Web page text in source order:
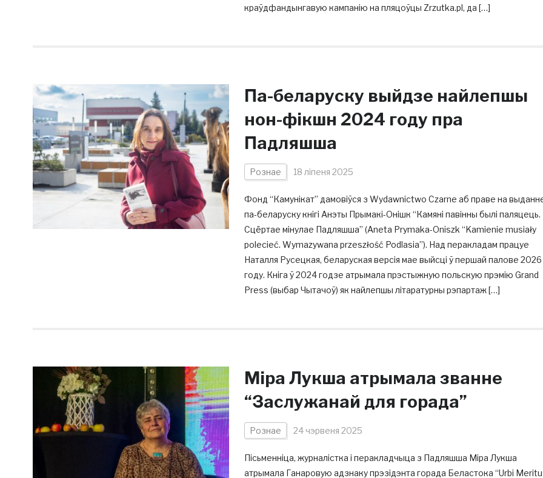
краўдфандынгавую кампанію на пляцоўцы Zrzutka.pl, да […]
Па-беларуску выйдзе найлепшы
нон-фікшн 2024 году пра
Падляшша
Рознае 18 ліпеня 2025
Фонд “Камунікат” дамовіўся з Wydawnictwo Czarne аб праве на
па-беларуску кнігі Анэты Прымакі-Онішк “Камяні павінны былі паляцець.
Сцёртае мінулае Падляшша” (Aneta Prymaka-Oniszk “Kamienie musiały
polecieć. Wymazywana przeszłość Podlasia”). Над перакладам працуе
Наталля Русецкая, беларуская версія мае выйсці ў першай палове 2026
году. Кніга ў 2024 годзе атрымала прэстыжную польскую прэмію Grand
Press (выбар Чытачоў) як найлепшы літаратурны рэпартаж […]
Міра Лукша атрымала званне
“Заслужанай для горада”
Рознае 24 чэрвеня 2025
Пісьменніца, журналістка і перакладчыца з Падляшша Міра Лукша
атрымала Ганаровую адзнаку прэзідэнта горада Беластока “Urbi